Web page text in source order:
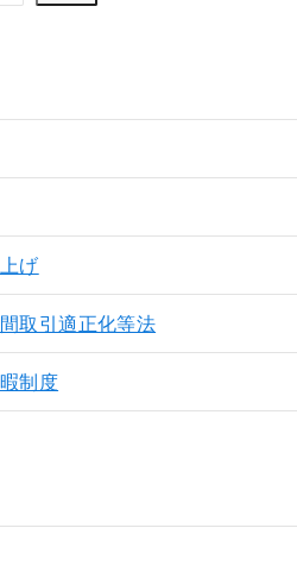
げ
取引適正化等法
制度